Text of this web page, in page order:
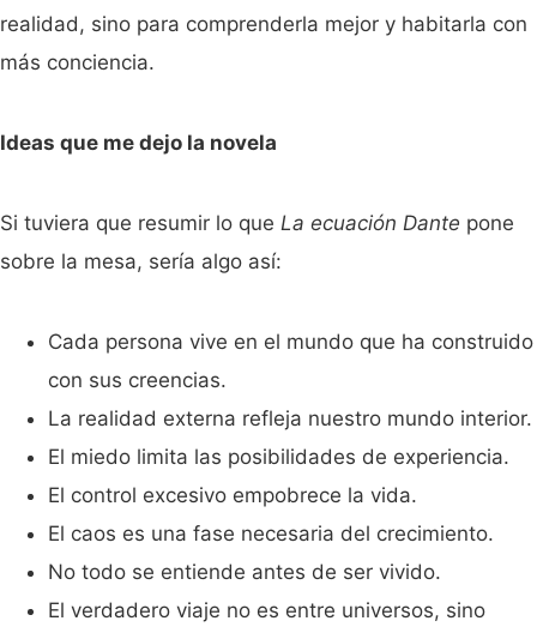
realidad, sino para comprenderla mejor y habitarla con
más conciencia.
Ideas que me dejo la novela
Si tuviera que resumir lo que La ecuación Dante pone
sobre la mesa, sería algo así:
Cada persona vive en el mundo que ha construido
con sus creencias.
La realidad externa refleja nuestro mundo interior.
El miedo limita las posibilidades de experiencia.
El control excesivo empobrece la vida.
El caos es una fase necesaria del crecimiento.
No todo se entiende antes de ser vivido.
El verdadero viaje no es entre universos, sino